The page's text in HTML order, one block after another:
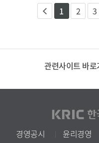
1 2 3
관련사이트 바로
경영공시 윤리경영